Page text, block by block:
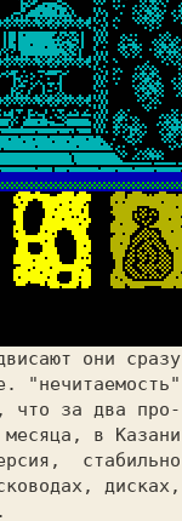
они сразу
"нечитаемость"
что за два про-
месяца, в Казани
стабильно
дисках,